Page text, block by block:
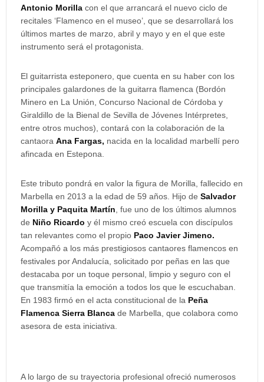
Antonio Morilla con el que arrancará el nuevo ciclo de
recitales ‘Flamenco en el museo’, que se desarrollará los
últimos martes de marzo, abril y mayo y en el que este
instrumento será el protagonista.
El guitarrista esteponero, que cuenta en su haber con los
principales galardones de la guitarra flamenca (Bordón
Minero en La Unión, Concurso Nacional de Córdoba y
Giraldillo de la Bienal de Sevilla de Jóvenes Intérpretes,
entre otros muchos), contará con la colaboración de la
cantaora Ana Fargas, nacida en la localidad marbellí pero
afincada en Estepona.
Este tributo pondrá en valor la figura de Morilla, fallecido en
Marbella en 2013 a la edad de 59 años. Hijo de Salvador
Morilla y Paquita Martín , fue uno de los últimos alumnos
de Niño Ricardo y él mismo creó escuela con discípulos
tan relevantes como el propio Paco Javier Jimeno.
Acompañó a los más prestigiosos cantaores flamencos en
festivales por Andalucía, solicitado por peñas en las que
destacaba por un toque personal, limpio y seguro con el
que transmitía la emoción a todos los que le escuchaban.
En 1983 firmó en el acta constitucional de la Peña
Flamenca Sierra Blanca de Marbella, que colabora como
asesora de esta iniciativa.
A lo largo de su trayectoria profesional ofreció numerosos